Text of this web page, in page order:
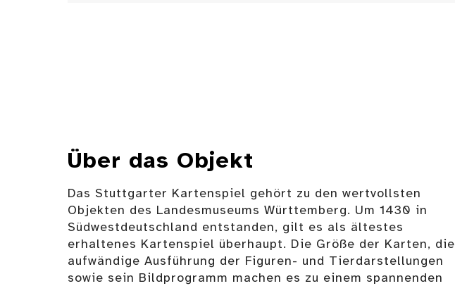
Über das Objekt
Das Stuttgarter Kartenspiel gehört zu den wertvollsten
Objekten des Landesmuseums Württemberg. Um 1430 in
Südwestdeutschland entstanden, gilt es als ältestes
erhaltenes Kartenspiel überhaupt. Die Größe der Karten, die
aufwändige Ausführung der Figuren- und Tierdarstellungen
sowie sein Bildprogramm machen es zu einem spannenden